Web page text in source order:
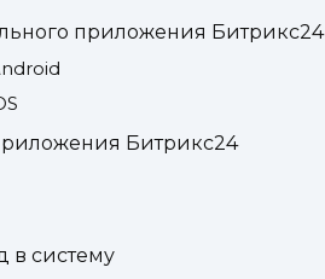
приложения Битрикс24
Битрикс24
в систему